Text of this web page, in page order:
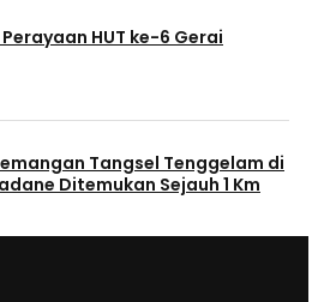
HUT ke-6 Gerai
Tangsel Tenggelam di
Ditemukan Sejauh 1 Km